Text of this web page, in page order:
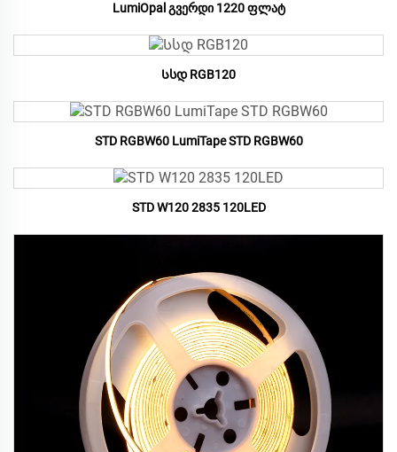
LumiOpal გვერდი 1220 ფლატ
Სსდ RGB120
STD RGBW60 LumiTape STD RGBW60
STD W120 2835 120LED